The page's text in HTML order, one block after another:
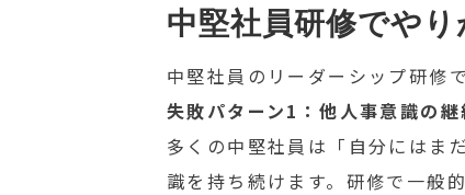
中堅社員研修でや
中堅社員のリーダーシップ研修
失敗パターン1：他人事意識の継
多くの中堅社員は「自分にはま
識を持ち続けます。研修で一般